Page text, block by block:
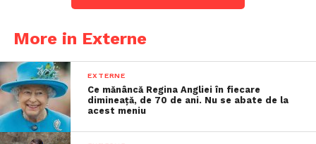
More in Externe
EXTERNE
Ce mănâncă Regina Angliei în fiecare
dimineață, de 70 de ani. Nu se abate de la
acest meniu